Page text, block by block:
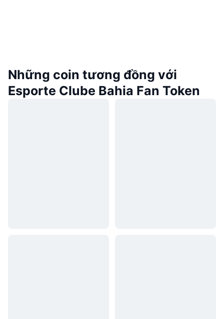
Những coin tương đồng với
Esporte Clube Bahia Fan Token